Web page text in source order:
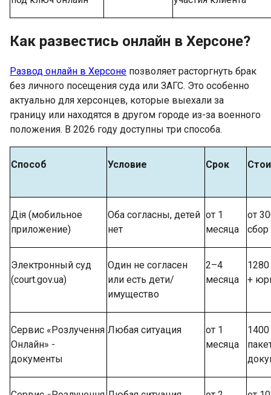
Как развестись онлайн в Херсоне?
Развод онлайн в Херсоне позволяет расторгнуть брак
без личного посещения суда или ЗАГС. Это особенно
актуально для херсонцев, которые выехали за
границу или находятся в другом городе из-за военного
положения. В 2026 году доступны три способа.
Способ Условие Срок
Дія (мобильное
приложение)
Оба согласны, детей
нет
от 1
месяца
от
сбор
Электронный суд
(court.gov.ua)
Один не согласен
или есть дети/
имущество
2–4
месяца
1280
+
Сервис «Розлучення
Онлайн» -
документы
Любая ситуация
от 1
месяца
1400